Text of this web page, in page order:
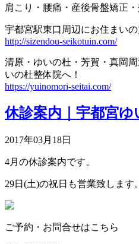
肩こり・腰痛・産後骨盤矯正
宇都宮駅東口周辺にお住まい
http://sizendou-seikotuin.com/
清原・ゆいの杜・芳賀・真岡
いの杜整体院へ！
https://yuinomori-seitai.com/
休診案内｜宇都宮ゆ
2017年03月18日
4月の休診案内です。
29日(土)の祝日も営業致します。
ご予約・お問合せはこちら